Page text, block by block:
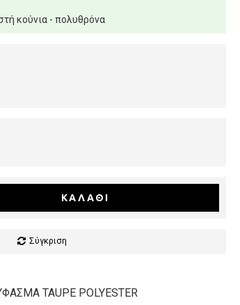
κούνια - πολυθρόνα
ΚΑΛΆΘΙ
Σύγκριση
TAUPE POLYESTER